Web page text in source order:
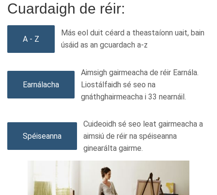
Cuardaigh de réir:
A - Z
Más eol duit céard a theastaíonn uait, bain
úsáid as an gcuardach a-z
Earnálacha
Aimsigh gairmeacha de réir Earnála.
Liostálfaidh sé seo na
gnáthghairmeacha i 33 nearnáil.
Spéiseanna
Cuideoidh sé seo leat gairmeacha a
aimsiú de réir na spéiseanna
ginearálta gairme.